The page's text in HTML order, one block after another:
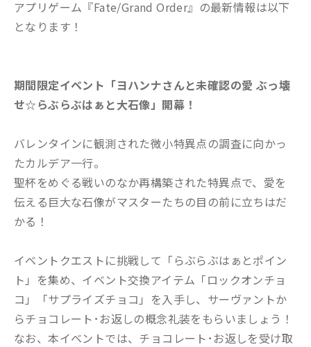
アプリゲーム『Fate/Grand Order』の最新情報は以下
となります！
期間限定イベント「ヨハンナさんと未確認の愛 ぶっ壊
せ☆らぶらぶはぁと大石像」開幕！
バレンタインに観測された微小特異点の調査に向かっ
たカルデア一行。
聖杯をめぐる戦いのなか再構築された特異点で、愛を
伝える巨大な石像がマスターたちの目の前に立ちはだ
かる！
イベントクエストに挑戦して「らぶらぶはぁとポイン
ト」を集め、イベント交換アイテム「ロックオンチョ
コ」「サプライズチョコ」を入手し、サーヴァントか
らチョコレート･お返しの概念礼装をもらいましょう！
なお、本イベントでは、チョコレート･お返しを受け取